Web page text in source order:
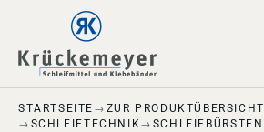
Skip to main navigation
Skip to main content
Skip to page footer
STARTSEITE ZUR PRODUKTÜBERSICHT
SCHLEIFTECHNIK
SCHLEIFBÜRSTEN